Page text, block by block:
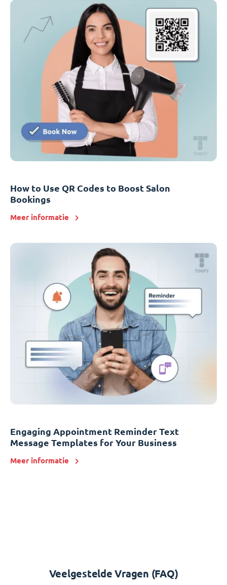
How to Use QR Codes to Boost Salon
Bookings
Meer informatie
Engaging Appointment Reminder Text
Message Templates for Your Business
Meer informatie
Veelgestelde Vragen (FAQ)